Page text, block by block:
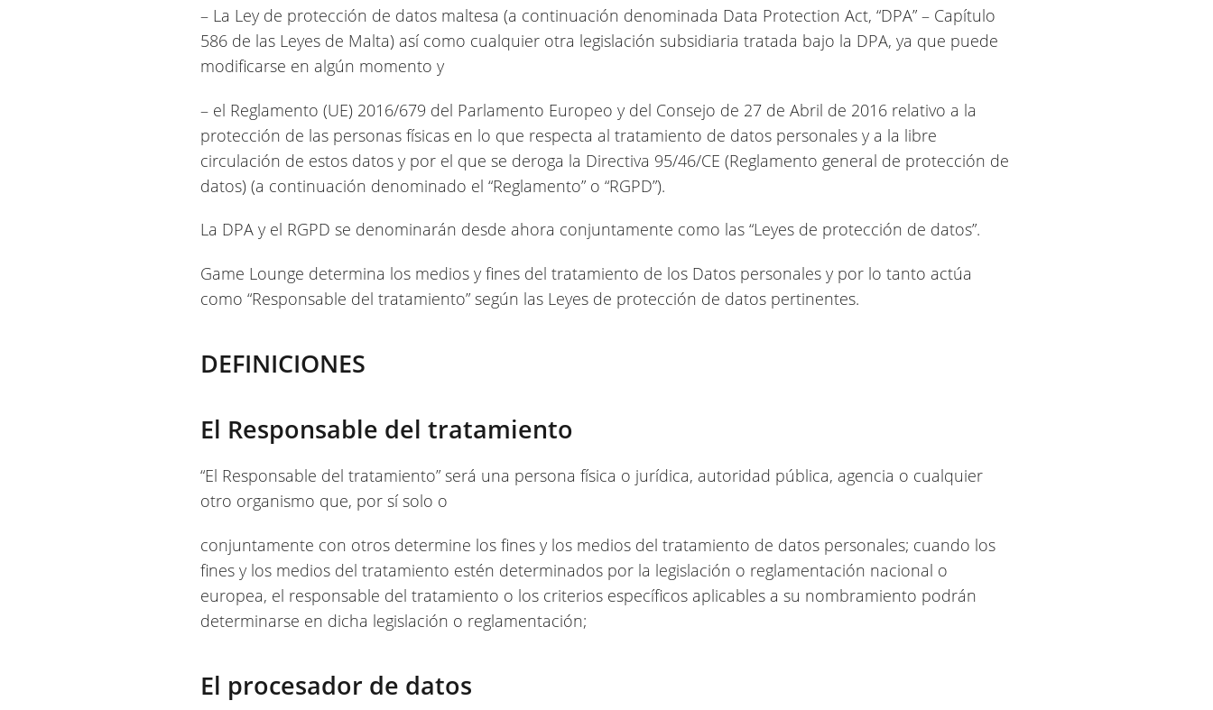
– La Ley de protección de datos maltesa (a continuación denominada Data Protection Act, “DPA” – Capítulo
586 de las Leyes de Malta) así como cualquier otra legislación subsidiaria tratada bajo la DPA, ya que puede
modificarse en algún momento y
– el Reglamento (UE) 2016/679 del Parlamento Europeo y del Consejo de 27 de Abril de 2016 relativo a la
protección de las personas físicas en lo que respecta al tratamiento de datos personales y a la libre
circulación de estos datos y por el que se deroga la Directiva 95/46/CE (Reglamento general de protección de
datos) (a continuación denominado el “Reglamento” o “RGPD”).
La DPA y el RGPD se denominarán desde ahora conjuntamente como las “Leyes de protección de datos”.
Game Lounge determina los medios y fines del tratamiento de los Datos personales y por lo tanto actúa
como “Responsable del tratamiento” según las Leyes de protección de datos pertinentes.
DEFINICIONES
El Responsable del tratamiento
“El Responsable del tratamiento” será una persona física o jurídica, autoridad pública, agencia o cualquier
otro organismo que, por sí solo o
conjuntamente con otros determine los fines y los medios del tratamiento de datos personales; cuando los
fines y los medios del tratamiento estén determinados por la legislación o reglamentación nacional o
europea, el responsable del tratamiento o los criterios específicos aplicables a su nombramiento podrán
determinarse en dicha legislación o reglamentación;
El procesador de datos